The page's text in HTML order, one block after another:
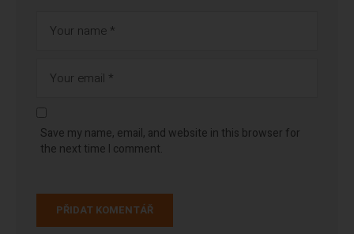
Save my name, email, and website in this browser for
the next time I comment.